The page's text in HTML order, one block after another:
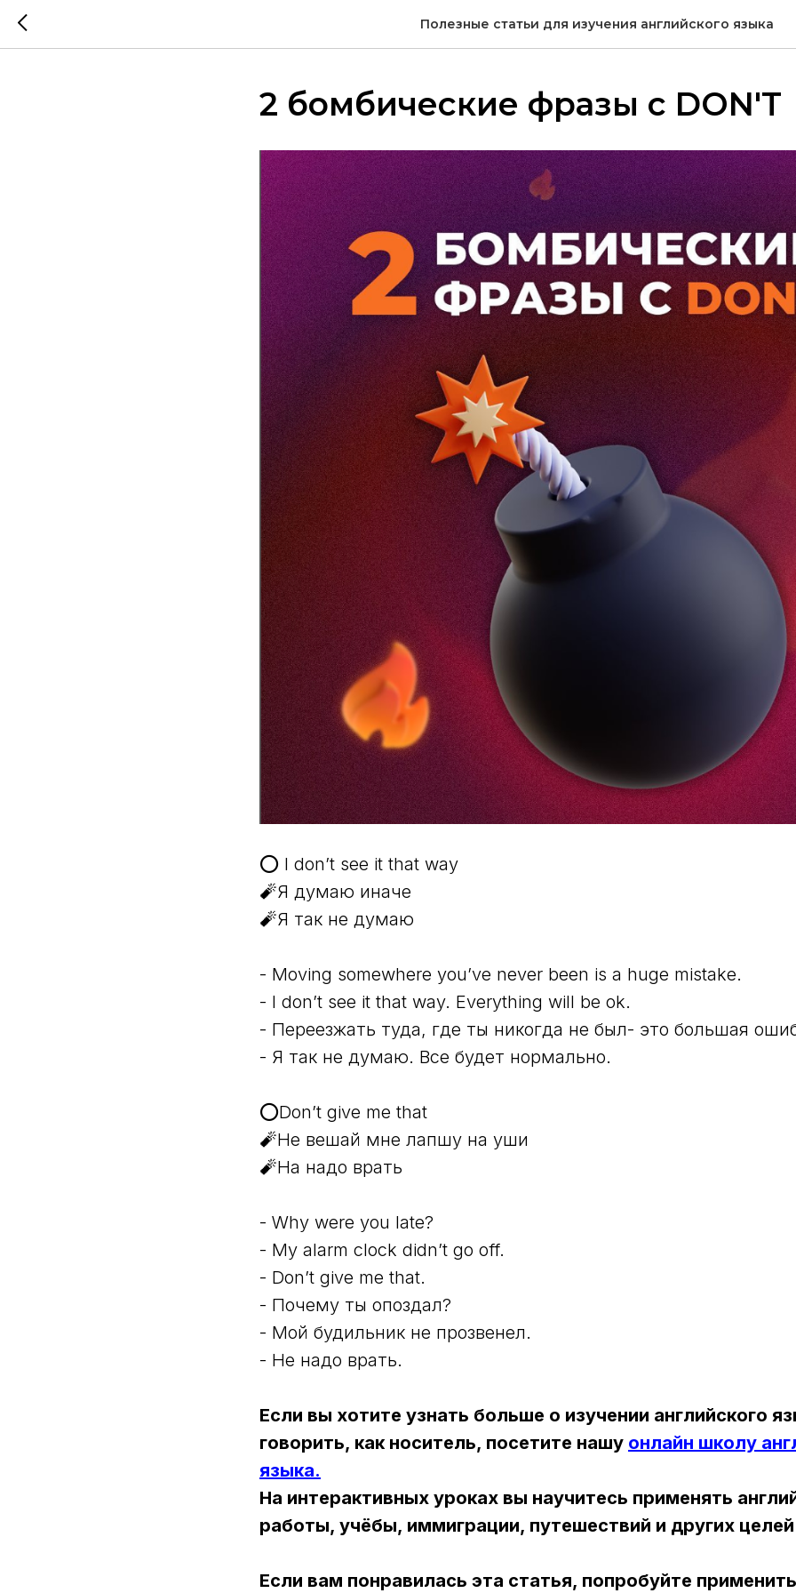
Полезные статьи для изучения английского языка
2 бомбические фразы с DON'T
⭕️ I don’t see it that way
🧨Я думаю иначе
🧨Я так не думаю
- Moving somewhere you’ve never been is a huge mistake.
- I don’t see it that way. Everything will be ok.
- Переезжать туда, где ты никогда не был- это большая
- Я так не думаю. Все будет нормально.
⭕️Don’t give me that
🧨Не вешай мне лапшу на уши
🧨На надо врать
- Why were you late?
- My alarm clock didn’t go off.
- Don’t give me that.
- Почему ты опоздал?
- Мой будильник не прозвенел.
- Не надо врать.
Если вы хотите узнать больше о изучении английского
говорить, как носитель, посетите нашу онлайн школу
языка.
На интерактивных уроках вы научитесь применять
работы, учёбы, иммиграции, путешествий и других
Если вам понравилась эта статья, попробуйте